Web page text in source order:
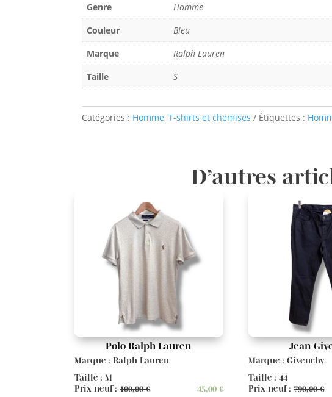
Genre
Homme
Couleur
Bleu
Marque
Ralph Lauren
Taille
S
Catégories : Homme,T-shirts et chemises Étiquettes :
D’autres
Polo Ralph Lauren
Marque : Ralph Lauren
Taille : M
Prix neuf : 100,00€ 45,00 €
Jean
Marque : Givenchy
Taille : 44
Prix neuf :790,00€